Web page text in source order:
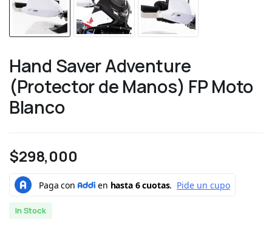
Hand Saver Adventure
(Protector de Manos) FP Moto
Blanco
$298,000
In Stock